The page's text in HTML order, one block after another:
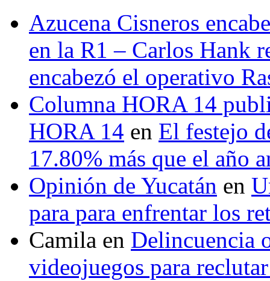
Azucena Cisneros
en la R1 – Carlos Hank
encabezó el operativo
Columna HORA 14
HORA 14 en El festejo
17.80% más que el año
Opinión de Yucatán en
para para enfrentar los
Camila en Delincuencia
videojuegos para